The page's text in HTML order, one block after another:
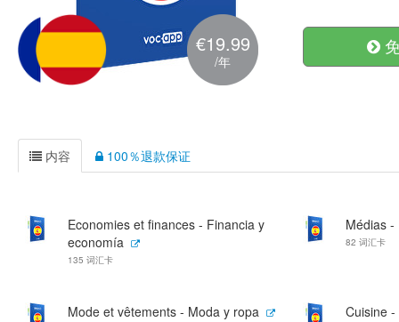
€19.99
/年
内容 100％退款保证
Economies et finances - Financia y
economía
135 词汇卡
Médias -
82 词汇卡
Mode et vêtements - Moda y ropa Cuisine